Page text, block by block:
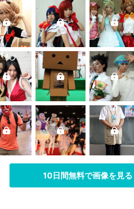
10日間無料で画像を見る